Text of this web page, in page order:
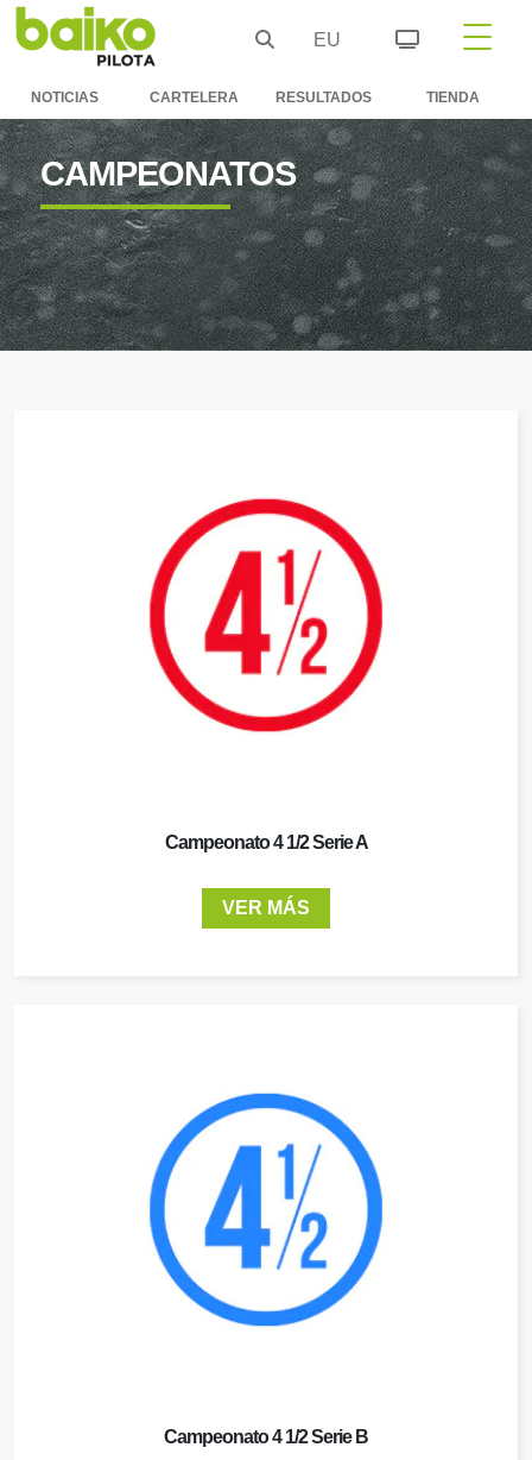
EU
NOTICIAS CARTELERA RESULTADOS TIENDA
CAMPEONATOS
Campeonato 4 1/2 Serie A
VER MÁS
Campeonato 4 1/2 Serie B